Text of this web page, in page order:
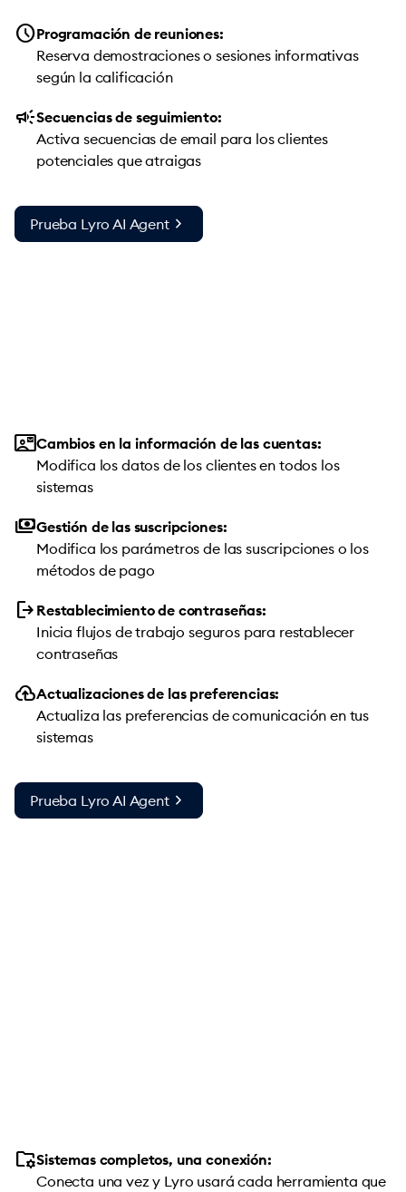
scheduleProgramación de reuniones:
Reserva demostraciones o sesiones informativas
según la calificación
campaignSecuencias de seguimiento:
Activa secuencias de email para los clientes
potenciales que atraigas
Prueba Lyro AI Agentchevron_right
contact_mailCambios en la información de las cuentas:
Modifica los datos de los clientes en todos los
sistemas
paymentsGestión de las suscripciones:
Modifica los parámetros de las suscripciones o los
métodos de pago
logout Restablecimiento de contraseñas:
Inicia flujos de trabajo seguros para restablecer
contraseñas
backupActualizaciones de las preferencias:
Actualiza las preferencias de comunicación en tus
sistemas
Prueba Lyro AI Agentchevron_right
folder_managedSistemas completos, una conexión:
Conecta una vez y Lyro usará cada herramienta que